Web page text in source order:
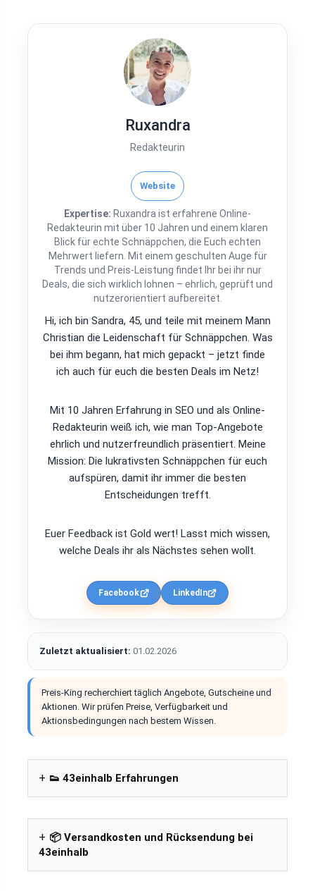
Ruxandra
Redakteurin
Website
Expertise: Ruxandra ist erfahrene Online-
Redakteurin mit über 10 Jahren und einem klaren
Blick für echte Schnäppchen, die Euch echten
Mehrwert liefern. Mit einem geschulten Auge für
Trends und Preis-Leistung findet Ihr bei ihr nur
Deals, die sich wirklich lohnen – ehrlich, geprüft und
nutzerorientiert aufbereitet.
Hi, ich bin Sandra, 45, und teile mit meinem Mann
Christian die Leidenschaft für Schnäppchen. Was
bei ihm begann, hat mich gepackt – jetzt finde
ich auch für euch die besten Deals im Netz!
Mit 10 Jahren Erfahrung in SEO und als Online-
Redakteurin weiß ich, wie man Top-Angebote
ehrlich und nutzerfreundlich präsentiert. Meine
Mission: Die lukrativsten Schnäppchen für euch
aufspüren, damit ihr immer die besten
Entscheidungen trefft.
Euer Feedback ist Gold wert! Lasst mich wissen,
welche Deals ihr als Nächstes sehen wollt.
Facebook LinkedIn
Zuletzt aktualisiert: 01.02.2026
Preis-King recherchiert täglich Angebote, Gutscheine und
Aktionen. Wir prüfen Preise, Verfügbarkeit und
Aktionsbedingungen nach bestem Wissen.
👟 43einhalb Erfahrungen
📦 Versandkosten und Rücksendung bei
43einhalb